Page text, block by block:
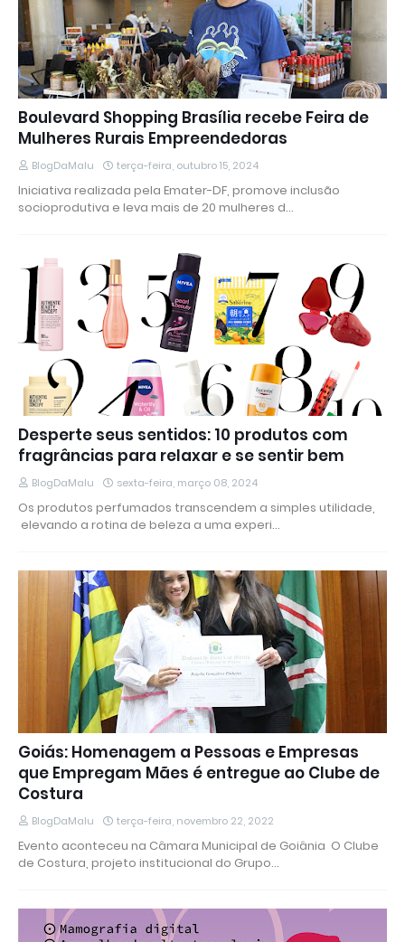
Boulevard Shopping Brasília recebe Feira de
Mulheres Rurais Empreendedoras
BlogDaMalu terça-feira, outubro 15, 2024
Iniciativa realizada pela Emater-DF, promove inclusão
socioprodutiva e leva mais de 20 mulheres d…
Desperte seus sentidos: 10 produtos com
fragrâncias para relaxar e se sentir bem
BlogDaMalu sexta-feira, março 08, 2024
Os produtos perfumados transcendem a simples utilidade,
elevando a rotina de beleza a uma experi…
Goiás: Homenagem a Pessoas e Empresas
que Empregam Mães é entregue ao Clube de
Costura
BlogDaMalu terça-feira, novembro 22, 2022
Evento aconteceu na Câmara Municipal de Goiânia O Clube
de Costura, projeto institucional do Grupo…